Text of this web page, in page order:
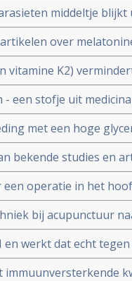
middeltje
en nagenoeg zonder
over
vitamine K2)
42,7 % na 1 jaar en
een stofje uit
als medicijn
die stamcel- en
met een hoge
acne en staan aan
bekende studies en
operatie in het
RNA) krijgt
operatie en geneest
bij acupunctuur
en vergroot 5
naar 50% blijkt
en werkt dat echt
o.a. borstkanker als
immuunversterkende